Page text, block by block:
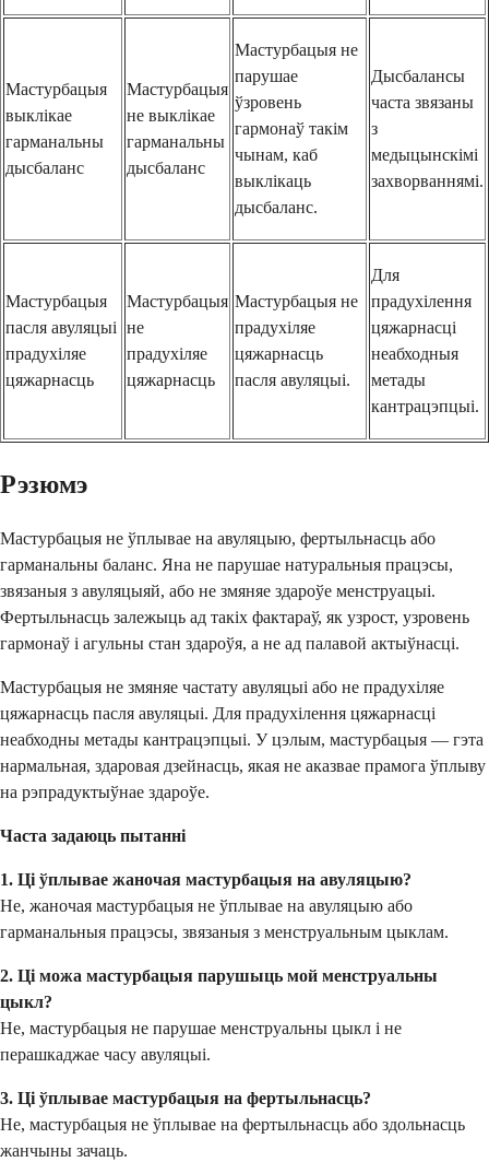
Мастурбацыя
выклікае
гарманальны
дысбаланс
Мастурбацыя
не выклікае
гарманальны
дысбаланс
Мастурбацыя не
парушае
ўзровень
гармонаў такім
чынам, каб
выклікаць
дысбаланс.
Дысбалансы
часта звязаны
з
медыцынскімі
захворваннямі.
Мастурбацыя
пасля авуляцыі
прадухіляе
цяжарнасць
Мастурбацыя
не
прадухіляе
цяжарнасць
Мастурбацыя не
прадухіляе
цяжарнасць
пасля авуляцыі.
Для
прадухілення
цяжарнасці
неабходныя
метады
кантрацэпцыі.
Рэзюмэ
Мастурбацыя не ўплывае на авуляцыю, фертыльнасць або
гарманальны баланс. Яна не парушае натуральныя працэсы,
звязаныя з авуляцыяй, або не змяняе здароўе менструацыі.
Фертыльнасць залежыць ад такіх фактараў, як узрост, узровень
гармонаў і агульны стан здароўя, а не ад палавой актыўнасці.
Мастурбацыя не змяняе частату авуляцыі або не прадухіляе
цяжарнасць пасля авуляцыі. Для прадухілення цяжарнасці
неабходны метады кантрацэпцыі. У цэлым, мастурбацыя — гэта
нармальная, здаровая дзейнасць, якая не аказвае прамога ўплыву
на рэпрадуктыўнае здароўе.
Часта задаюць пытанні
1. Ці ўплывае жаночая мастурбацыя на авуляцыю?
Не, жаночая мастурбацыя не ўплывае на авуляцыю або
гарманальныя працэсы, звязаныя з менструальным цыклам.
2. Ці можа мастурбацыя парушыць мой менструальны
цыкл?
Не, мастурбацыя не парушае менструальны цыкл і не
перашкаджае часу авуляцыі.
3. Ці ўплывае мастурбацыя на фертыльнасць?
Не, мастурбацыя не ўплывае на фертыльнасць або здольнасць
жанчыны зачаць.